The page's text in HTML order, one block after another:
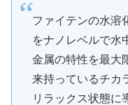
ファイテンの水溶
をナノレベルで水
金属の特性を最大
来持っているチカ
リラックス状態に